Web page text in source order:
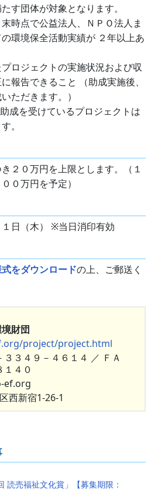
す団体が対象となります。
時点で公益法人、ＮＰＯ法人ま
環境保全活動実績が ２年以上あ
ロジェクトの実施状況および収
報告できること （助成実施後、
ただきます。）
成を受けているプロジェクトは
。
２０万円を上限とします。（１
０万円を予定）
日（木） ※当日消印有効
をダウンロードの上、ご郵送く
財団
project/project.html
３４９－４６１４ ／ ＦＡ
１４０
ef.org
西新宿1-26-1
読売福祉文化賞」【募集期限：